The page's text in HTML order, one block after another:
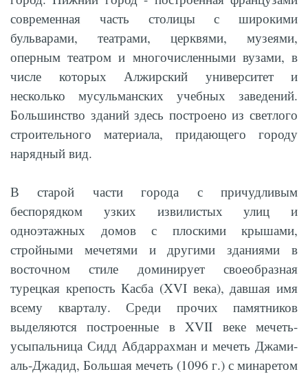
современная часть столицы с широкими
бульварами, театрами, церквями, музеями,
оперным театром и многочисленными вузами, в
числе которых Алжирский университет и
несколько мусульманских учебных заведений.
Большинство зданий здесь построено из светлого
строительного материала, придающего городу
нарядный вид.
В старой части города с причудливым
беспорядком узких извилистых улиц и
одноэтажных домов с плоскими крышами,
стройными мечетями и другими зданиями в
восточном стиле доминирует своеобразная
турецкая крепость Касба (XVI века), давшая имя
всему кварталу. Среди прочих памятников
выделяются построенные в XVII веке мечеть-
усыпальница Сидд Абдаррахман и мечеть Джами-
аль-Джадид, Большая мечеть (1096 г.) с минаретом